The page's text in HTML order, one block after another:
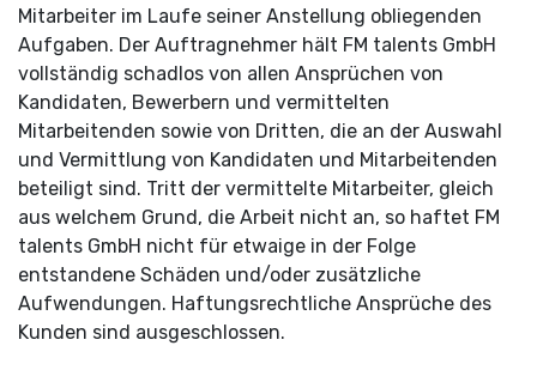
Mitarbeiter im Laufe seiner Anstellung obliegenden
Aufgaben. Der Auftragnehmer hält FM talents GmbH
vollständig schadlos von allen Ansprüchen von
Kandidaten, Bewerbern und vermittelten
Mitarbeitenden sowie von Dritten, die an der Auswahl
und Vermittlung von Kandidaten und Mitarbeitenden
beteiligt sind. Tritt der vermittelte Mitarbeiter, gleich
aus welchem Grund, die Arbeit nicht an, so haftet FM
talents GmbH nicht für etwaige in der Folge
entstandene Schäden und/oder zusätzliche
Aufwendungen. Haftungsrechtliche Ansprüche des
Kunden sind ausgeschlossen.